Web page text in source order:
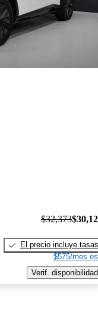
$32,373
El precio incluye tasas
$575/mes
Verif. disponibilidad